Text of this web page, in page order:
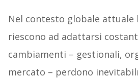
Nel contesto globale attuale
riescono ad adattarsi
cambiamenti – gestionali,
mercato – perdono